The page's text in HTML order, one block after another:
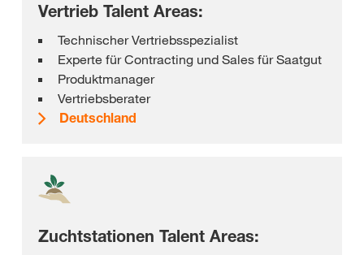
Vertrieb Talent Areas:
Technischer Vertriebsspezialist
Experte für Contracting und Sales für Saatgut
Produktmanager
Vertriebsberater
Deutschland
Zuchtstationen Talent Areas: